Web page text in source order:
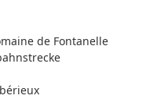
de Fontanelle